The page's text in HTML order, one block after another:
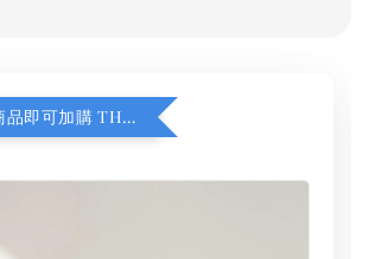
凡購買任一商品即可加購 THT 九週年 同一片天空 無框畫 30 x 30 cm 附掛勾 (黑膠封面大小）